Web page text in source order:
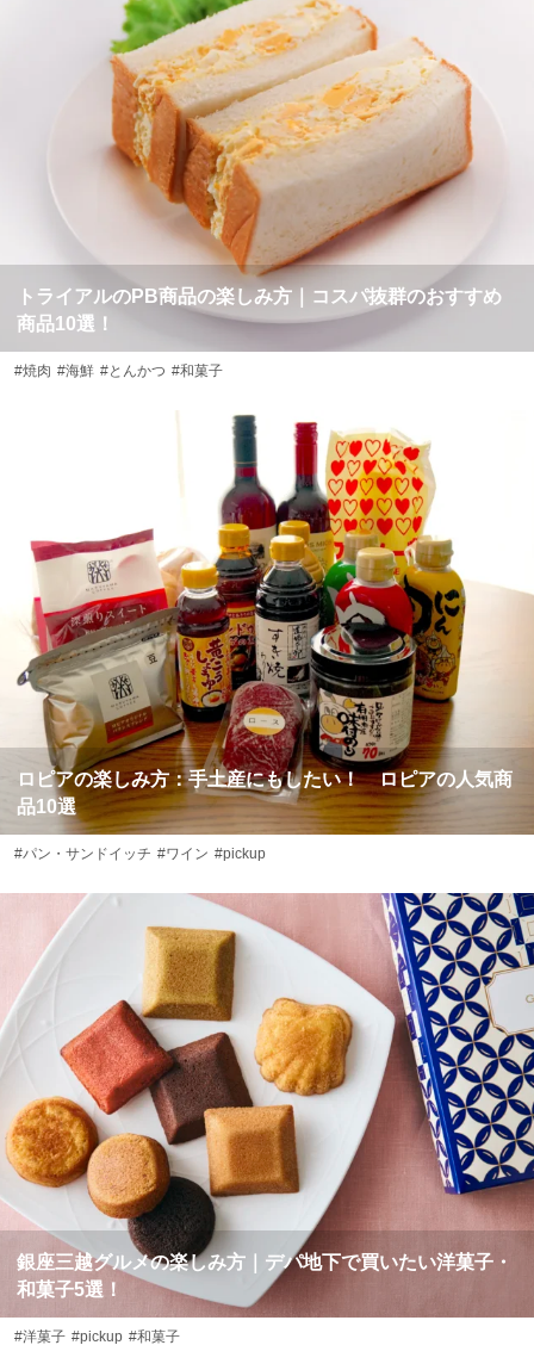
トライアルのPB商品の楽しみ方｜コスパ抜群のおすすめ
商品10選！
#焼肉 #海鮮 #とんかつ #和菓子
ロピアの楽しみ方：手土産にもしたい！ ロピアの人気商
品10選
#パン・サンドイッチ #ワイン #pickup
銀座三越グルメの楽しみ方｜デパ地下で買いたい洋菓子・
和菓子5選！
#洋菓子 #pickup #和菓子